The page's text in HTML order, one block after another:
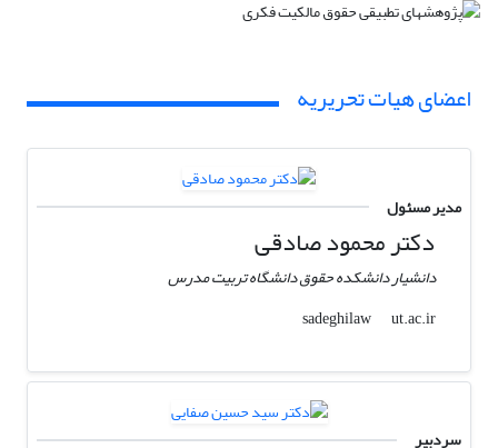
اعضای هیات تحریریه
مدیر مسئول
دکتر محمود صادقی
دانشیار دانشکده حقوق دانشگاه تربیت مدرس
sadeghilaw
ut.ac.ir
سردبیر